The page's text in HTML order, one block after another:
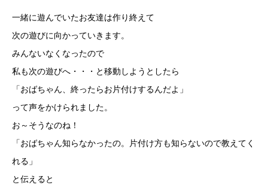
一緒に遊んでいたお友達は作り終えて
次の遊びに向かっていきます。
みんないなくなったので
私も次の遊びへ・・・と移動しようとしたら
「おばちゃん、終ったらお片付けするんだよ」
って声をかけられました。
お～そうなのね！
「おばちゃん知らなかったの。片付け方も知らないので教えてく
れる」
と伝えると